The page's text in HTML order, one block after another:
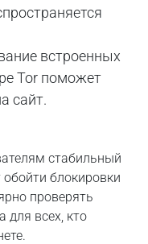
встроенных
Tor поможет
сайт.
стабильный
блокировки
проверять
для всех, кто